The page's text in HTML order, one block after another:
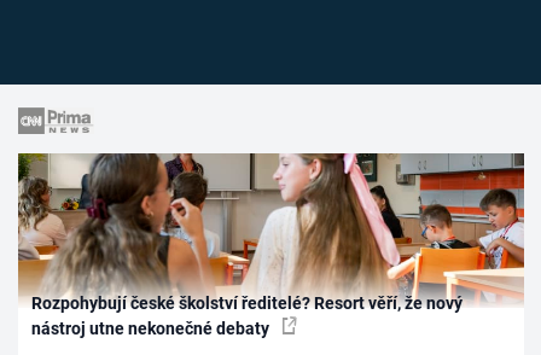
Rozpohybují české školství ředitelé? Resort věří, že nový
nástroj utne nekonečné debaty